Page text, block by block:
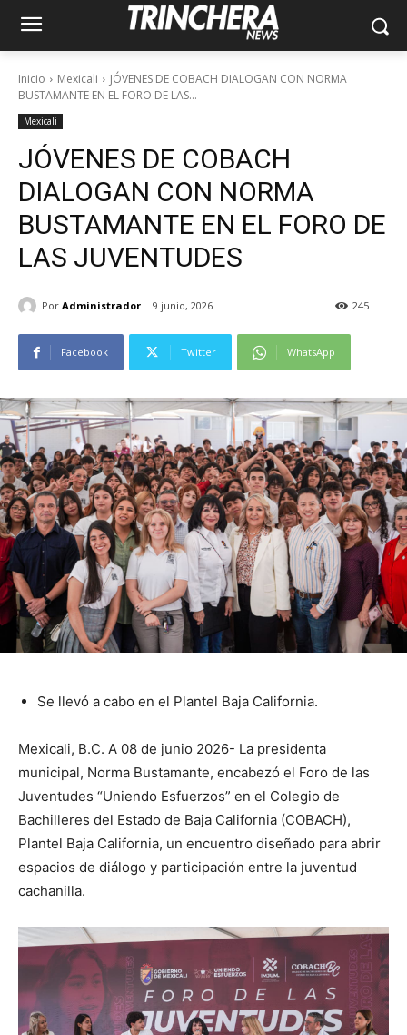
Inicio Mexicali
JÓVENES DE COBACH DIALOGAN CON NORMA
BUSTAMANTE EN EL FORO DE LAS...
Mexicali
JÓVENES DE COBACH
DIALOGAN CON NORMA
BUSTAMANTE EN EL FORO DE
LAS JUVENTUDES
Por Administrador 9 junio, 2026 245
Facebook Twitter WhatsApp
Se llevó a cabo en el Plantel Baja California.
Mexicali, B.C. A 08 de junio 2026- La presidenta
municipal, Norma Bustamante, encabezó el Foro de las
Juventudes “Uniendo Esfuerzos” en el Colegio de
Bachilleres del Estado de Baja California (COBACH),
Plantel Baja California, un encuentro diseñado para abrir
espacios de diálogo y participación entre la juventud
cachanilla.